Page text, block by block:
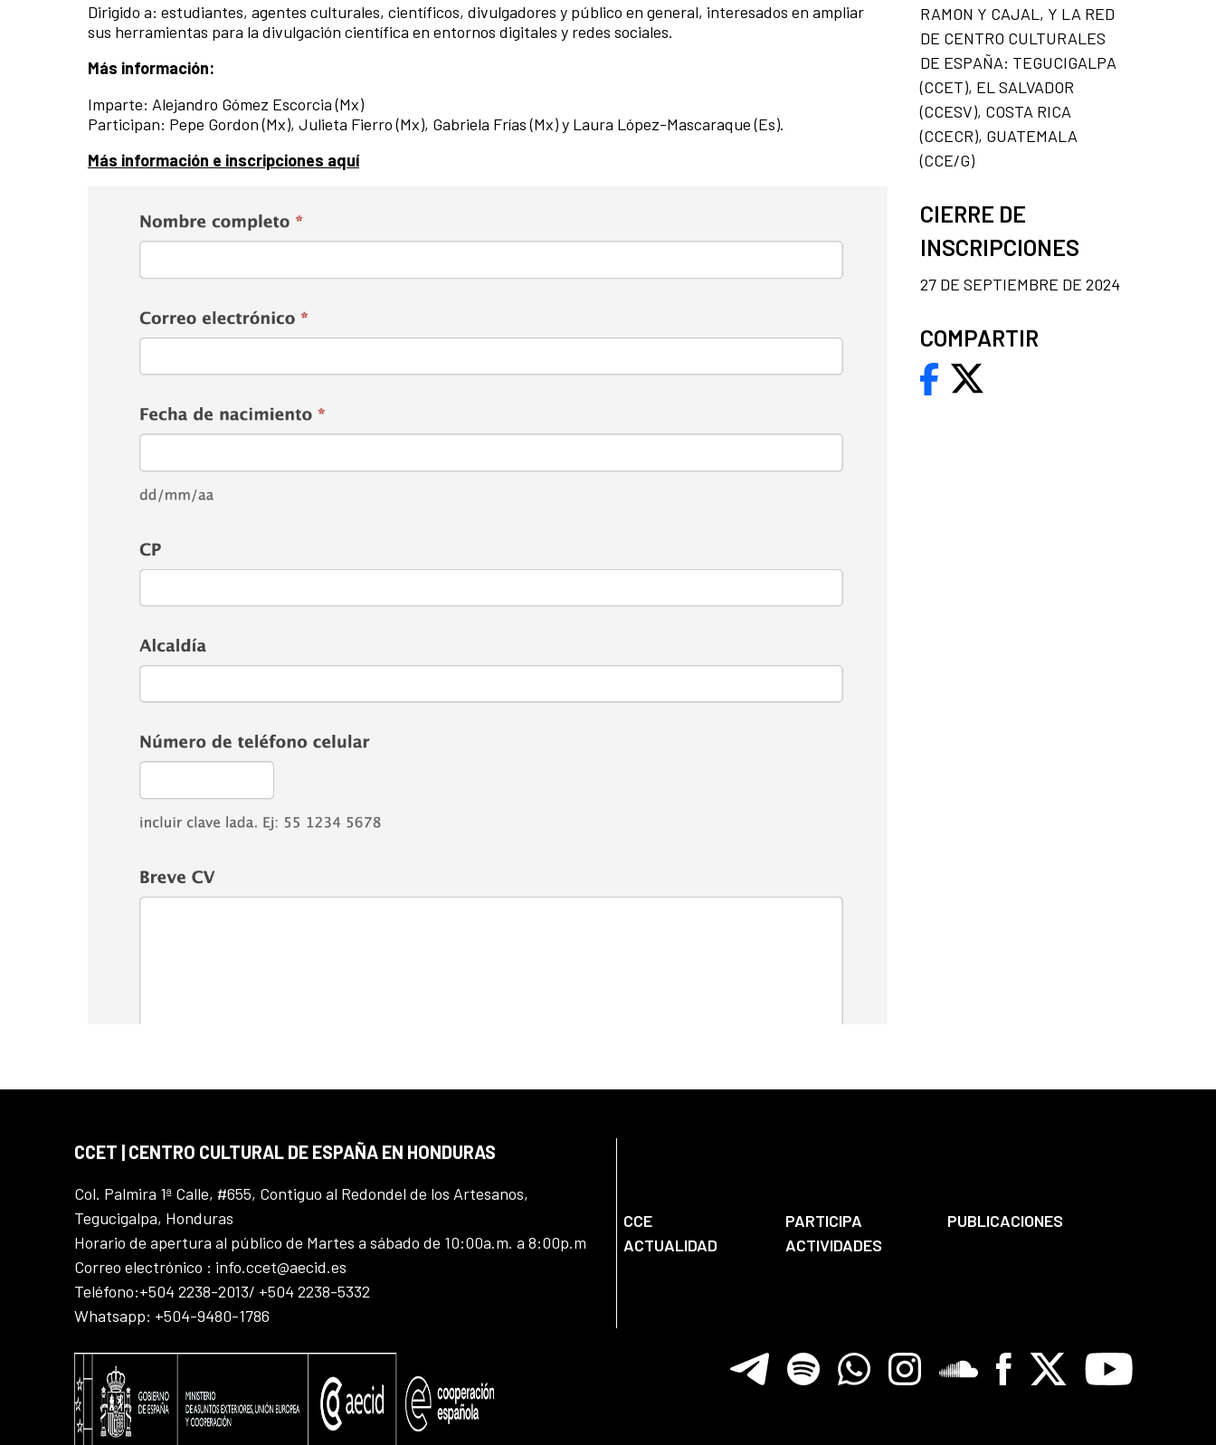
Dirigido a: estudiantes, agentes culturales, científicos, divulgadores y público en general, interesados en ampliar
sus herramientas para la divulgación científica en entornos digitales y redes sociales.
Más información:
Imparte: Alejandro Gómez Escorcia (Mx)
Participan: Pepe Gordon (Mx), Julieta Fierro (Mx), Gabriela Frías (Mx) y Laura López-Mascaraque (Es).
Más información e inscripciones aquí
RAMON Y CAJAL, Y LA RED
DE CENTRO CULTURALES
DE ESPAÑA: TEGUCIGALPA
(CCET), EL SALVADOR
(CCESV), COSTA RICA
(CCECR), GUATEMALA
(CCE/G)
CIERRE DE
INSCRIPCIONES
27 DE SEPTIEMBRE DE 2024
COMPARTIR
CCET | CENTRO CULTURAL DE ESPAÑA EN HONDURAS
Col. Palmira 1ª Calle, #655, Contiguo al Redondel de los Artesanos,
Tegucigalpa, Honduras
Horario de apertura al público de Martes a sábado de 10:00a.m. a 8:00p.m
Correo electrónico : info.ccet@aecid.es
Teléfono:+504 2238-2013/ +504 2238-5332
Whatsapp: +504-9480-1786
CCE PARTICIPA
PUBLICACIONES
ACTUALIDAD
ACTIVIDADES
TelegramSpotify WhatsappInstagramSoundcloreFacebook
X Youtube